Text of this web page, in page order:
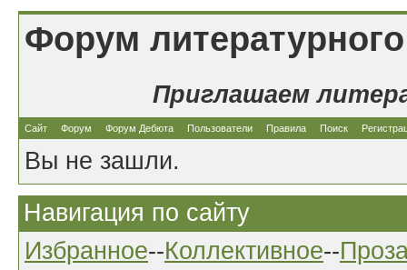
Форум
Приглашаем
Сайт Форум Форум Дебюта Пользователи Правила Поиск
Вы не зашли.
Навигация по сайту
Избранное--Коллективное--